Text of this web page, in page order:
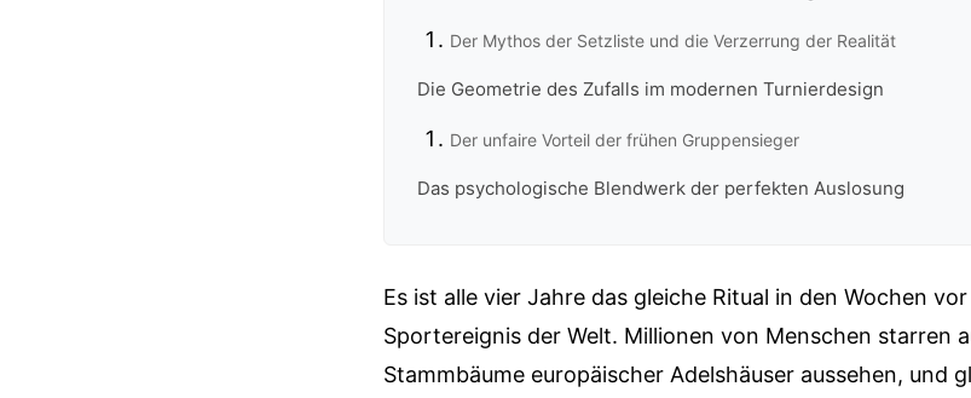
Der Mythos der Setzliste und die Verzerrung der Realität
Die Geometrie des Zufalls im modernen Turnierdesign
Der unfaire Vorteil der frühen Gruppensieger
Das psychologische Blendwerk der perfekten Auslosung
Es ist alle vier Jahre das gleiche Ritual in den Wochen
Sportereignis der Welt. Millionen von Menschen starren
Stammbäume europäischer Adelshäuser aussehen, und